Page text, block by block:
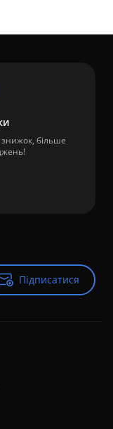
більше
Підписатися
Підписатися